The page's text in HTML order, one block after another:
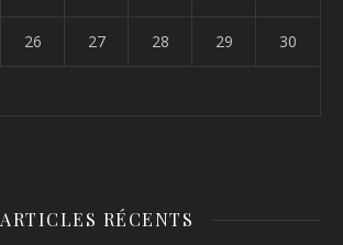
26 27 28 29 30
ARTICLES RÉCENTS